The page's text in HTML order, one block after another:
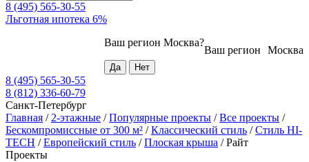
8 (495) 565-30-55
Льготная ипотека 6%
Москва
Ваш регион
Ваш регион Москва?
8 (495) 565-30-55
8 (812) 336-60-79
Санкт-Петербург
Главная / 2-этажные /Популярные проекты /Все проекты /
Бескомпромиссные от 300 м² /Классический стиль /Стиль HI-
TECH /Европейский стиль /Плоская крыша /Райт
Проекты